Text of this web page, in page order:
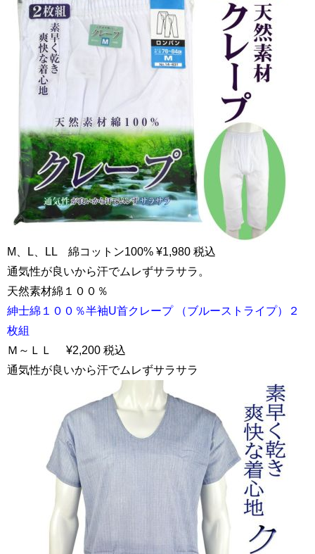
M、L、LL 綿コットン100% ¥1,980 税込
通気性が良いから汗でムレずサラサラ。
天然素材綿１００％
紳士綿１００％半袖U首クレープ （ブルーストライプ）２
枚組
Ｍ～ＬＬ ¥2,200 税込
通気性が良いから汗でムレずサラサラ